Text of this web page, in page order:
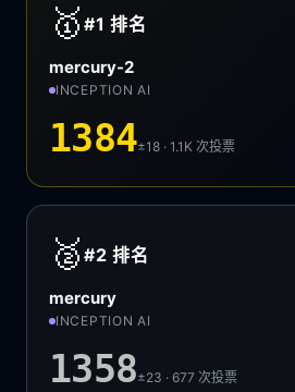
🥇 #1排名
mercury-2
INCEPTION AI
1384±18 · 1.1K次投票
🥈 #2排名
mercury
INCEPTION AI
1358±23 · 677次投票